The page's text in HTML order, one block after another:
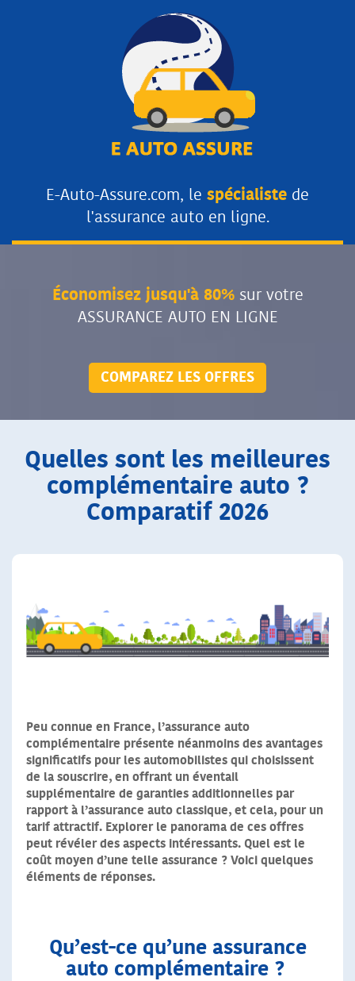
E-Auto-Assure.com, le spécialiste de
l'assurance auto en ligne.
Économisez jusqu'à 80% sur votre
ASSURANCE AUTO EN LIGNE
COMPAREZ LES OFFRES
Quelles sont les meilleures
complémentaire auto ?
Comparatif 2026
Peu connue en France, l’assurance auto
complémentaire présente néanmoins des avantages
significatifs pour les automobilistes qui choisissent
de la souscrire, en offrant un éventail
supplémentaire de garanties additionnelles par
rapport à l’assurance auto classique, et cela, pour un
tarif attractif. Explorer le panorama de ces offres
peut révéler des aspects intéressants. Quel est le
coût moyen d’une telle assurance ? Voici quelques
éléments de réponses.
Qu’est-ce qu’une assurance
auto complémentaire ?